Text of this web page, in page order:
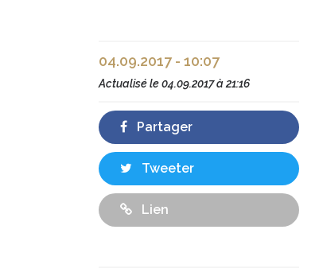
04.09.2017 - 10:07
Actualisé le04.09.2017 à 21:16
Partager
Tweeter
Lien